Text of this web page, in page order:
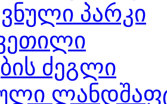
პარკი
ძეგლი